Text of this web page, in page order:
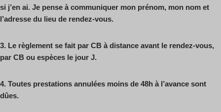
si j’en ai. Je pense à communiquer mon prénom, mon nom et
l’adresse du lieu de rendez-vous.
3. Le règlement se fait par CB à distance avant le rendez-vous,
par CB ou espèces le jour J.
4. Toutes prestations annulées moins de 48h à l’avance sont
dûes.